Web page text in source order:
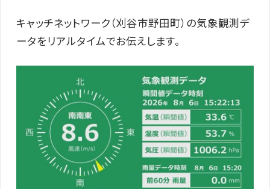
キャッチネットワーク（刈谷市野田町）の気象観測デ
ータをリアルタイムでお伝えします。